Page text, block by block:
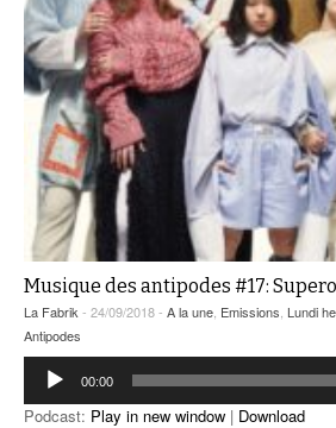
Musique des antipodes #17:
La Fabrik - 24/09/2018 - A la une Emissions Lundi
Antipodes
Lecteur
audio
00:00
Podcast: Play in new window | Download